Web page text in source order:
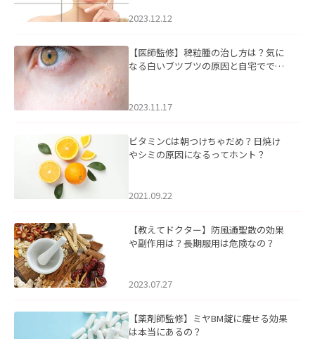
2023.12.12
【医師監修】稗粒腫の治し方は？気に
なる白いブツブツの原因と自宅ででき
2023.11.17
ビタミンCは朝つけちゃだめ？日焼け
やシミの原因になるってホント？
2021.09.22
【教えてドクター】防風通聖散の効果
や副作用は？長期服用は危険なの？
2023.07.27
【薬剤師監修】ミヤBM錠に痩せる効果
は本当にあるの？